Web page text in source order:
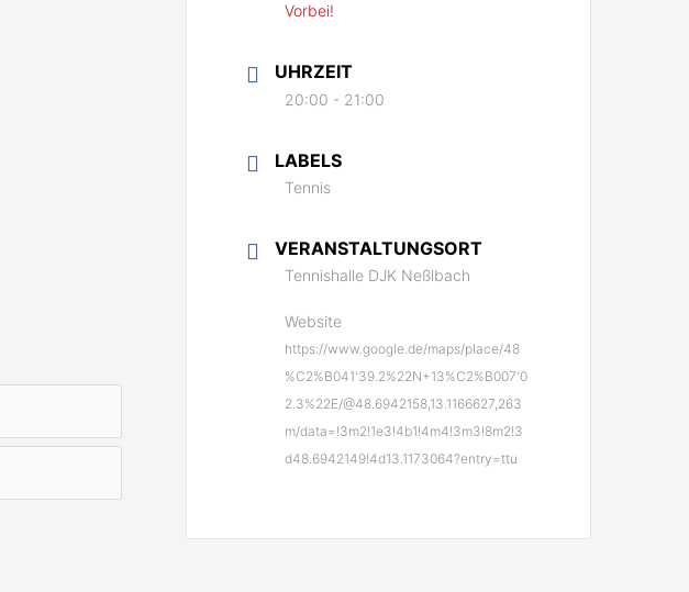
Vorbei!
UHRZEIT
20:00 - 21:00
LABELS
Tennis
VERANSTALTUNGSORT
Tennishalle DJK Neßlbach
Website
https://www.google.de/maps/place/48
%C2%B041'39.2%22N+13%C2%B007'0
2.3%22E/@48.6942158,13.1166627,263
m/data=!3m2!1e3!4b1!4m4!3m3!8m2!3
d48.6942149!4d13.1173064?entry=ttu